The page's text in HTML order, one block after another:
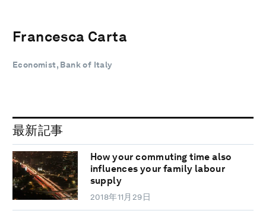
Francesca Carta
Economist, Bank of Italy
最新記事
How your commuting time also
influences your family labour
supply
2018年11月29日